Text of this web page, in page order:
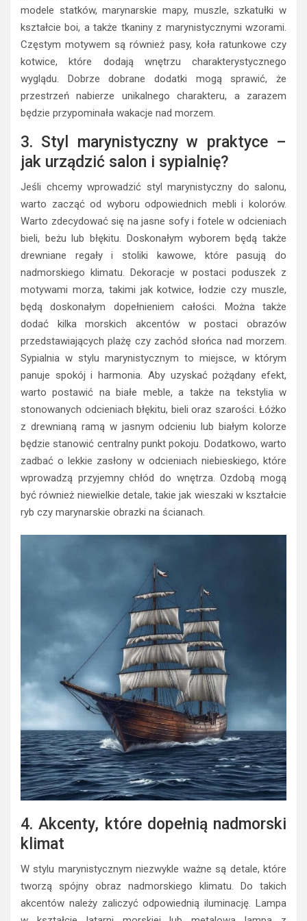
modele statków, marynarskie mapy, muszle, szkatułki w
kształcie boi, a także tkaniny z marynistycznymi wzorami.
Częstym motywem są również pasy, koła ratunkowe czy
kotwice, które dodają wnętrzu charakterystycznego
wyglądu. Dobrze dobrane dodatki mogą sprawić, że
przestrzeń nabierze unikalnego charakteru, a zarazem
będzie przypominała wakacje nad morzem.
3. Styl marynistyczny w praktyce –
jak urządzić salon i sypialnię?
Jeśli chcemy wprowadzić styl marynistyczny do salonu,
warto zacząć od wyboru odpowiednich mebli i kolorów.
Warto zdecydować się na jasne sofy i fotele w odcieniach
bieli, beżu lub błękitu. Doskonałym wyborem będą także
drewniane regały i stoliki kawowe, które pasują do
nadmorskiego klimatu. Dekoracje w postaci poduszek z
motywami morza, takimi jak kotwice, łodzie czy muszle,
będą doskonałym dopełnieniem całości. Można także
dodać kilka morskich akcentów w postaci obrazów
przedstawiających plażę czy zachód słońca nad morzem.
Sypialnia w stylu marynistycznym to miejsce, w którym
panuje spokój i harmonia. Aby uzyskać pożądany efekt,
warto postawić na białe meble, a także na tekstylia w
stonowanych odcieniach błękitu, bieli oraz szarości. Łóżko
z drewnianą ramą w jasnym odcieniu lub białym kolorze
będzie stanowić centralny punkt pokoju. Dodatkowo, warto
zadbać o lekkie zasłony w odcieniach niebieskiego, które
wprowadzą przyjemny chłód do wnętrza. Ozdobą mogą
być również niewielkie detale, takie jak wieszaki w kształcie
ryb czy marynarskie obrazki na ścianach.
4. Akcenty, które dopełnią nadmorski
klimat
W stylu marynistycznym niezwykle ważne są detale, które
tworzą spójny obraz nadmorskiego klimatu. Do takich
akcentów należy zaliczyć odpowiednią iluminację. Lampa